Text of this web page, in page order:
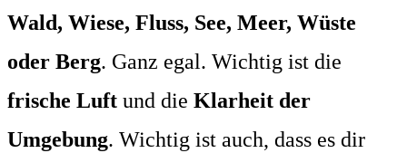
Wald, Wiese, Fluss, See, Meer, Wüste
oder Berg. Ganz egal. Wichtig ist die
frische Luft und die Klarheit der
Umgebung. Wichtig ist auch, dass es dir